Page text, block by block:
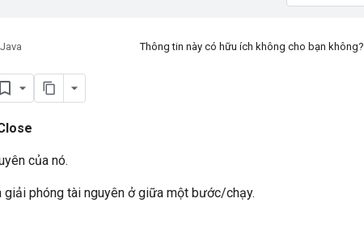
Java Thông tin này có hữu ích không cho bạn không?
của nó.
phóng tài nguyên ở giữa một bước/chạy.